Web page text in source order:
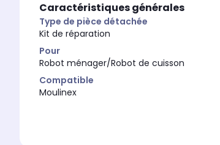
Caractéristiques générales
Type de pièce détachée
Kit de réparation
Pour
Robot ménager/Robot de cuisson
Compatible
Moulinex